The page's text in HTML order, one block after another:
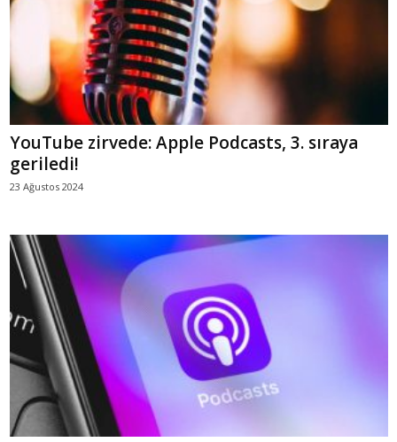
YouTube zirvede: Apple Podcasts, 3. sıraya
geriledi!
23 Ağustos 2024